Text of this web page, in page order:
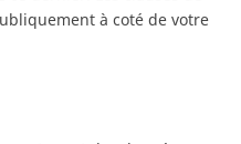
à coté de votre